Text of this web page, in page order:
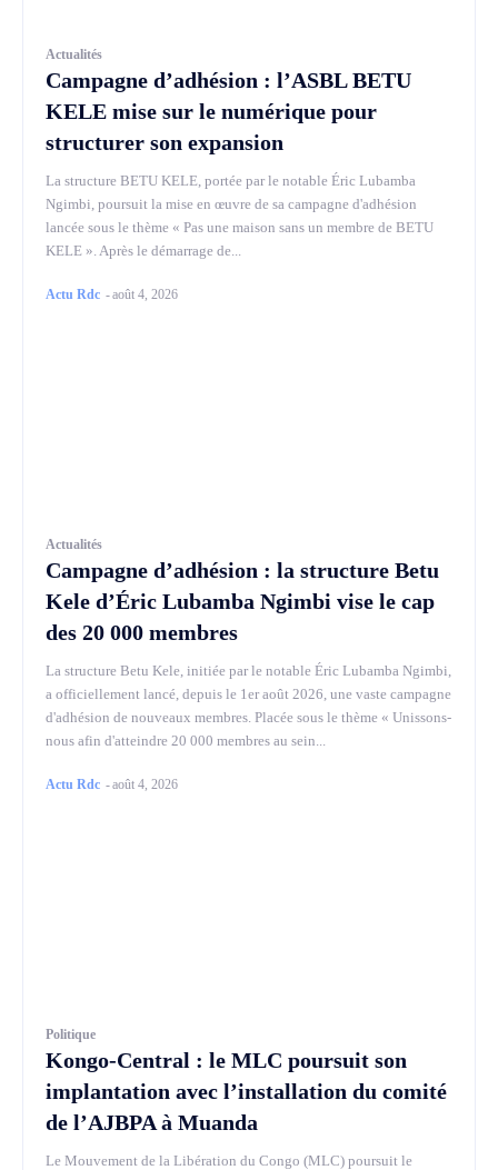
Actualités
Campagne d’adhésion : l’ASBL BETU
KELE mise sur le numérique pour
structurer son expansion
La structure BETU KELE, portée par le notable Éric Lubamba
Ngimbi, poursuit la mise en œuvre de sa campagne d'adhésion
lancée sous le thème « Pas une maison sans un membre de BETU
KELE ». Après le démarrage de...
Actu Rdc -août 4, 2026
Actualités
Campagne d’adhésion : la structure Betu
Kele d’Éric Lubamba Ngimbi vise le cap
des 20 000 membres
La structure Betu Kele, initiée par le notable Éric Lubamba Ngimbi,
a officiellement lancé, depuis le 1er août 2026, une vaste campagne
d'adhésion de nouveaux membres. Placée sous le thème « Unissons-
nous afin d'atteindre 20 000 membres au sein...
Actu Rdc -août 4, 2026
Politique
Kongo-Central : le MLC poursuit son
implantation avec l’installation du comité
de l’AJBPA à Muanda
Le Mouvement de la Libération du Congo (MLC) poursuit le